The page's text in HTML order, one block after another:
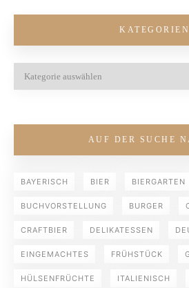
KATEGORIEN
AUF DER SUCHE
BAYERISCH BIER BIERGARTEN
BUCHVORSTELLUNG BURGER
CRAFTBIER DELIKATESSEN
EINGEMACHTES FRÜHSTÜCK
HÜLSENFRÜCHTE ITALIENISCH